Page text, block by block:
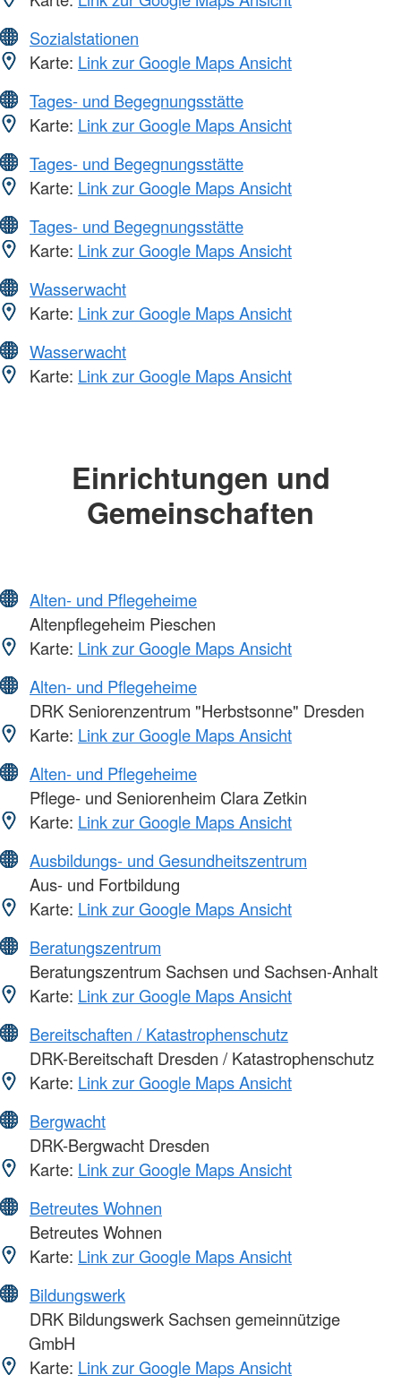
Sozialstationen
Karte: Link zur Google Maps Ansicht
Tages- und Begegnungsstätte
Karte: Link zur Google Maps Ansicht
Tages- und Begegnungsstätte
Karte: Link zur Google Maps Ansicht
Tages- und Begegnungsstätte
Karte: Link zur Google Maps Ansicht
Wasserwacht
Karte: Link zur Google Maps Ansicht
Wasserwacht
Karte: Link zur Google Maps Ansicht
Einrichtungen und
Gemeinschaften
Alten- und Pflegeheime
Altenpflegeheim Pieschen
Karte: Link zur Google Maps Ansicht
Alten- und Pflegeheime
DRK Seniorenzentrum "Herbstsonne" Dresden
Karte: Link zur Google Maps Ansicht
Alten- und Pflegeheime
Pflege- und Seniorenheim Clara Zetkin
Karte: Link zur Google Maps Ansicht
Ausbildungs- und Gesundheitszentrum
Aus- und Fortbildung
Karte: Link zur Google Maps Ansicht
Beratungszentrum
Beratungszentrum Sachsen und Sachsen-Anhalt
Karte: Link zur Google Maps Ansicht
Bereitschaften / Katastrophenschutz
DRK-Bereitschaft Dresden / Katastrophenschutz
Karte: Link zur Google Maps Ansicht
Bergwacht
DRK-Bergwacht Dresden
Karte: Link zur Google Maps Ansicht
Betreutes Wohnen
Betreutes Wohnen
Karte: Link zur Google Maps Ansicht
Bildungswerk
DRK Bildungswerk Sachsen gemeinnützige
GmbH
Karte: Link zur Google Maps Ansicht